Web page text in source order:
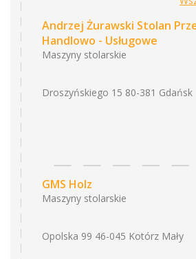
Andrzej Żurawski Stolan
Handlowo - Usługowe
Maszyny stolarskie
Droszyńskiego 15 80-381 Gdańsk
GMS Holz
Maszyny stolarskie
Opolska 99 46-045 Kotórz Mały